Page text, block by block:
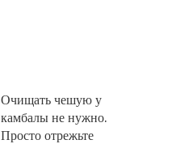
Очищать чешую у
камбалы не нужно.
Просто отрежьте